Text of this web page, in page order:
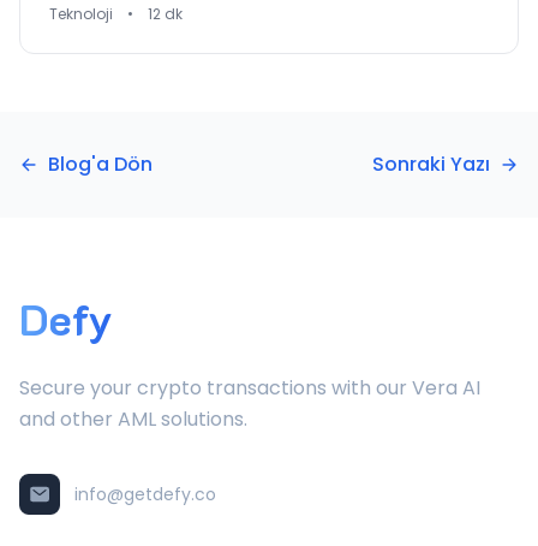
Teknoloji • 12 dk
Blog'a Dön Sonraki Yazı
Defy
Secure your crypto transactions with our Vera AI
and other AML solutions.
info@getdefy.co